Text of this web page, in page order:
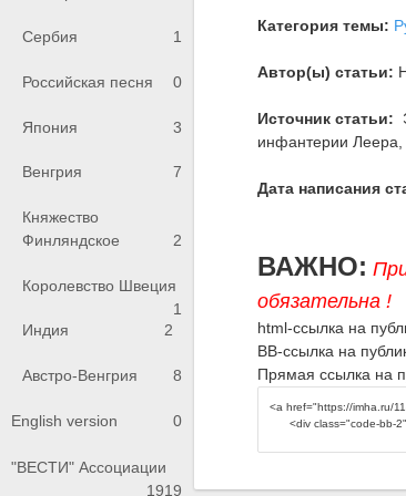
Сербия 1
Российская песня 0
Япония 3
Венгрия 7
Княжество
Финляндское
2
Королевство Швеция
1
Индия
2
Австро-Венгрия 8
English version 0
"ВЕСТИ" Ассоциации
1919
Категория темы:
Автор(ы) статьи:
Источник статьи:
инфантерии Леера,
Дата написания
ВАЖНО:
обязательна !
html-ссылка на
BB-ссылка на
Прямая ссылка на